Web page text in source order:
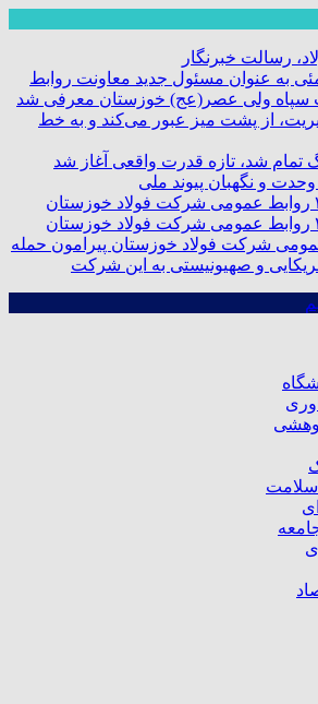
رسالت خبرنگار
به عنوان مسئول جدید معاونت روابط
سپاه ولی عصر(عج) خوزستان معرفی شد
از پشت میز عبور می‌کند و به خط
تمام شد، تازه قدرت واقعی آغاز شد
و نگهبان پیوند ملی
شرکت فولاد خوزستان پیرامون حمله
و صهیونیستی به این شرکت